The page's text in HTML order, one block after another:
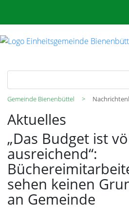
Gemeinde Bienenbüttel
Aktuelles
„Das Budget ist
ausreichend“:
sehen keinen
an Gemeinde